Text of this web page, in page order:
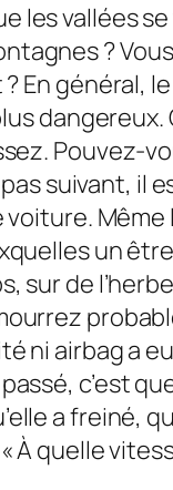
les vallées
?
En général,
Pouvez-
suivant, il
voiture.
un
sur de
ni airbag a
c’est
a freiné,
À quelle